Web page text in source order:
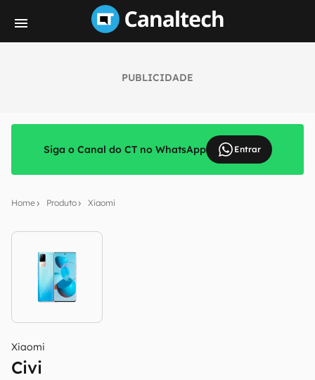
PUBLICIDADE
Siga o Canal do CT no WhatsApp Entrar
Home Produto Xiaomi
Xiaomi
Civi